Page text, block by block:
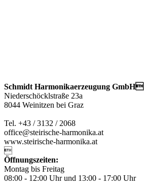
Schmidt Harmonikaerzeugung GmbH
Niederschöcklstraße 23a
8044 Weinitzen bei Graz
Tel. +43 / 3132 / 2068
office@steirische-harmonika.at
www.steirische-harmonika.at

Öffnungszeiten:
Montag bis Freitag
08:00 - 12:00 Uhr und 13:00 - 17:00 Uhr